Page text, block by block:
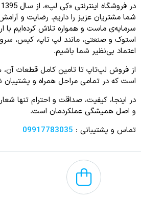
شما مشتریان عزیز را داریم. رضایت و
سرمایه‌ی ماست و همواره تلاش کرده‌ایم با
استوک و صنعتی، مانند لپ‌ تاپ، کیس،
اعتماد بی‌نظیر شما باشیم.
از فروش لپ‌تاپ تا تامین کامل قطعات آن،
است که در تمامی مراحل همراه و پشتیبان
در اینجا، کیفیت، صداقت و احترام تنها
و اصل همیشگی عملکردمان است.
تماس و پشتیبانی : 09917783035